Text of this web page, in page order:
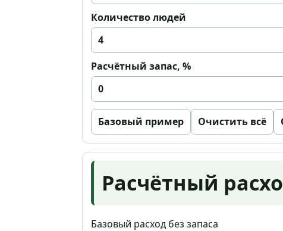
Количество людей
Расчётный запас, %
Базовый пример Очистить всё
Расчётный
Базовый расход без запаса